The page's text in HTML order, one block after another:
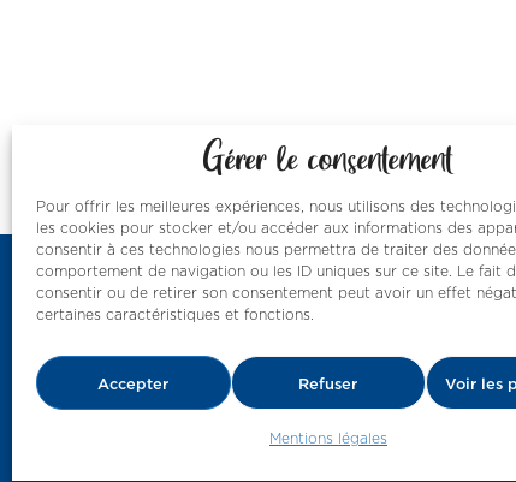
Gérer le consentement
Pour offrir les meilleures expériences, nous utilisons des
les cookies pour stocker et/ou accéder aux informations des
consentir à ces technologies nous permettra de traiter des
comportement de navigation ou les ID uniques sur ce site. Le fait
consentir ou de retirer son consentement peut avoir un effet
certaines caractéristiques et fonctions.
Accepter Refuser Voir les
Mentions légales
Nos
des
par le